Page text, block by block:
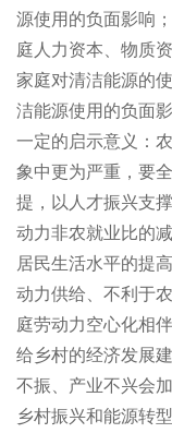
源使用的负面影响
庭人力资本、物质
家庭对清洁能源的
洁能源使用的负面
一定的启示意义：
象中更为严重，要
提，以人才振兴支
动力非农就业比的
居民生活水平的提
动力供给、不利于
庭劳动力空心化相
给乡村的经济发展
不振、产业不兴会
乡村振兴和能源转